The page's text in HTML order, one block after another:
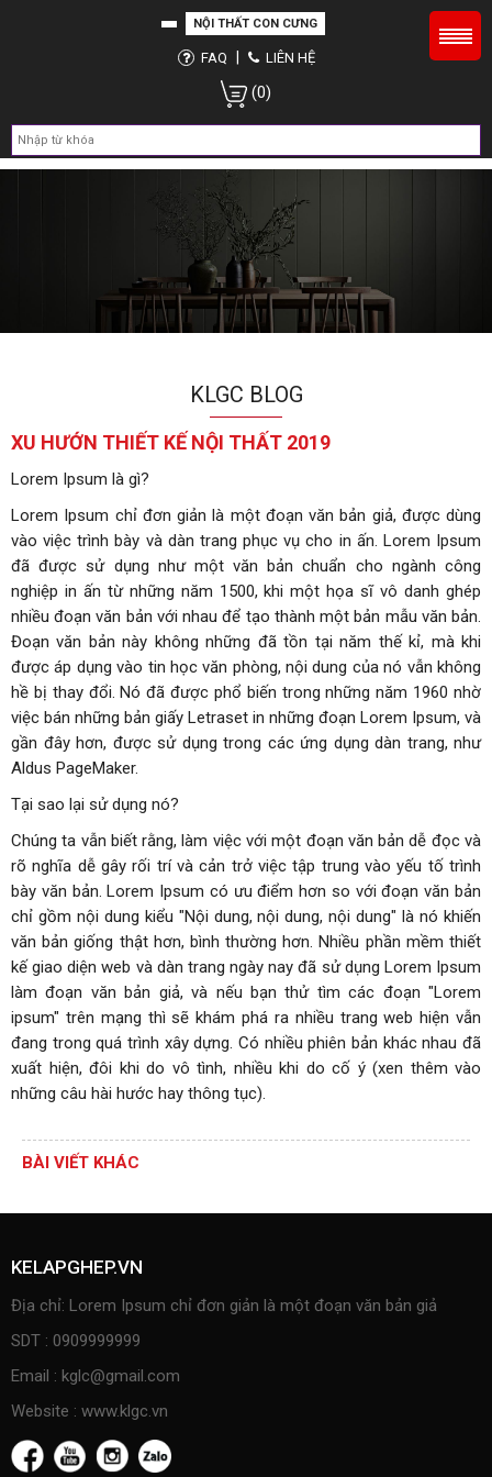
NỘI THẤT CON CƯNG
FAQ LIÊN HỆ
(0)
KLGC BLOG
XU HƯỚN THIẾT KẾ NỘI THẤT 2019
Lorem Ipsum là gì?
Lorem Ipsum chỉ đơn giản là một đoạn văn bản giả, được dùng
vào việc trình bày và dàn trang phục vụ cho in ấn. Lorem Ipsum
đã được sử dụng như một văn bản chuẩn cho ngành công
nghiệp in ấn từ những năm 1500, khi một họa sĩ vô danh ghép
nhiều đoạn văn bản với nhau để tạo thành một bản mẫu văn bản.
Đoạn văn bản này không những đã tồn tại năm thế kỉ, mà khi
được áp dụng vào tin học văn phòng, nội dung của nó vẫn không
hề bị thay đổi. Nó đã được phổ biến trong những năm 1960 nhờ
việc bán những bản giấy Letraset in những đoạn Lorem Ipsum, và
gần đây hơn, được sử dụng trong các ứng dụng dàn trang, như
Aldus PageMaker.
Tại sao lại sử dụng nó?
Chúng ta vẫn biết rằng, làm việc với một đoạn văn bản dễ đọc và
rõ nghĩa dễ gây rối trí và cản trở việc tập trung vào yếu tố trình
bày văn bản. Lorem Ipsum có ưu điểm hơn so với đoạn văn bản
chỉ gồm nội dung kiểu "Nội dung, nội dung, nội dung" là nó khiến
văn bản giống thật hơn, bình thường hơn. Nhiều phần mềm thiết
kế giao diện web và dàn trang ngày nay đã sử dụng Lorem Ipsum
làm đoạn văn bản giả, và nếu bạn thử tìm các đoạn "Lorem
ipsum" trên mạng thì sẽ khám phá ra nhiều trang web hiện vẫn
đang trong quá trình xây dựng. Có nhiều phiên bản khác nhau đã
xuất hiện, đôi khi do vô tình, nhiều khi do cố ý (xen thêm vào
những câu hài hước hay thông tục).
BÀI VIẾT KHÁC
KELAPGHEP.VN
Địa chỉ: Lorem Ipsum chỉ đơn giản là một đoạn văn bản giả
SDT : 0909999999
Email : kglc@gmail.com
Website : www.klgc.vn